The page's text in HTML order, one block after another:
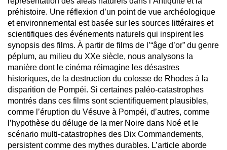
préhistoire. Une réflexion d’un point de vue archéologique
et environnemental est basée sur les sources littéraires et
scientifiques des événements naturels qui inspirent les
synopsis des films. À partir de films de l’“âge d’or” du genre
péplum, au milieu du XXe siècle, nous analysons la
manière dont le cinéma réimagine les désastres
historiques, de la destruction du colosse de Rhodes à la
disparition de Pompéi. Si certaines paléo-catastrophes
montrés dans ces films sont scientifiquement plausibles,
comme l’éruption du Vésuve à Pompéi, d’autres, comme
l’hypothèse du déluge de la mer Noire dans Noé et le
scénario multi-catastrophes des Dix Commandements,
persistent comme des mythes durables. L’article aborde